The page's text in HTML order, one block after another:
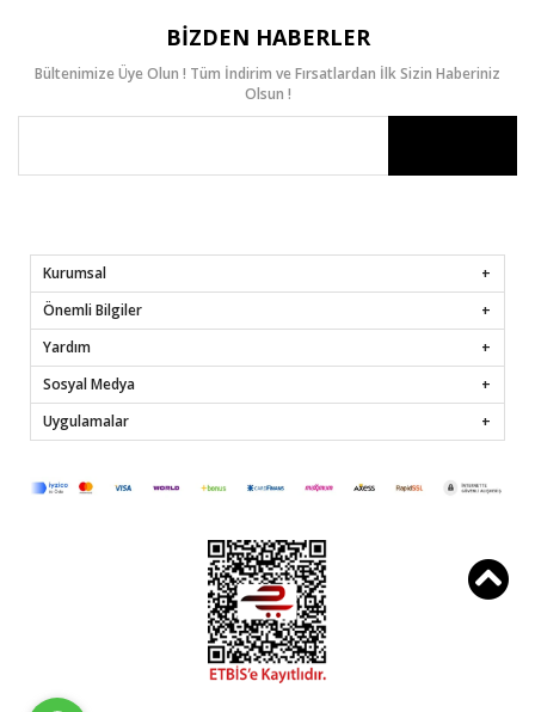
BIZDEN HABERLER
Bültenimize Üye Olun ! Tüm İndirim ve Fırsatlardan İlk Sizin Haberiniz
Olsun !
Kurumsal
Önemli Bilgiler
Yardım
Sosyal Medya
Uygulamalar